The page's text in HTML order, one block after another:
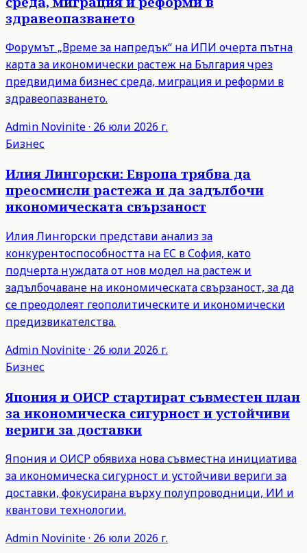
здравеопазването
Форумът „Време за напредък“ на ИПИ очерта пътна
карта за икономически растеж на България чрез
предвидима бизнес среда, миграция и реформи в
здравеопазването.
Admin Novinite· 26 юли 2026 г.
Бизнес
Илия Лингорски: Европа трябва да
преосмисли растежа и да задълбочи
икономическата свързаност
Илия Лингорски представи анализ за
конкурентоспособността на ЕС в София, като
подчерта нуждата от нов модел на растеж и
задълбочаване на икономическата свързаност, за да
се преодолеят геополитическите и икономически
предизвикателства.
Admin Novinite· 26 юли 2026 г.
Бизнес
Япония и ОИСР стартират съвместен план
за икономическа сигурност и устойчиви
вериги за доставки
Япония и ОИСР обявиха нова съвместна инициатива
за икономическа сигурност и устойчиви вериги за
доставки, фокусирана върху полупроводници, ИИ и
квантови технологии.
Admin Novinite· 26 юли 2026 г.